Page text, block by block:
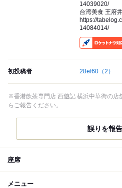
14039020/
台湾美食 王府
https://
14084014/
初投稿者 28ef60 （2）
※香港飲茶専門店 西遊記 横浜中華街の店
らご報告ください。
誤りを報
座席
メニュー